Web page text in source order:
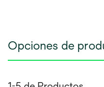
Opciones de